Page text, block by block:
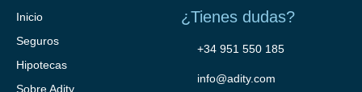
Inicio
Seguros
Hipotecas
Sobre Adity
¿Tienes dudas?
+34 951 550 185
info@adity.com